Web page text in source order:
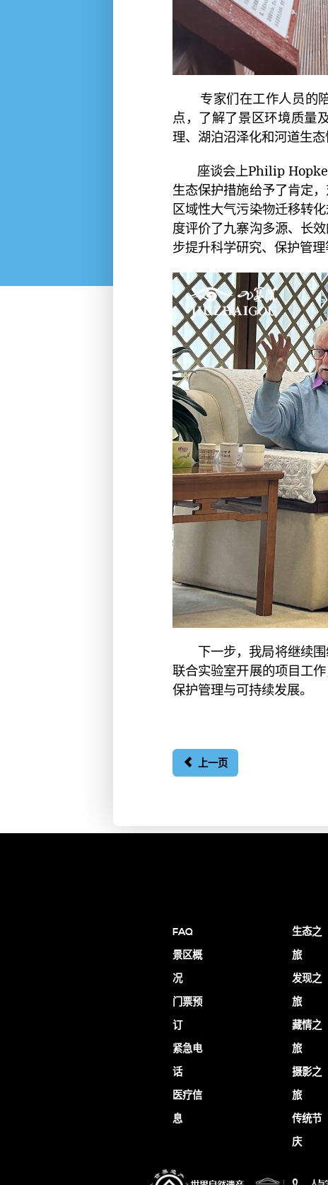
专家们在工作人员的
点，了解了景区环境质量
理、湖泊沼泽化和河道生态
座谈会上Philip Hopke
生态保护措施给予了肯定
区域性大气污染物迁移转
度评价了九寨沟多源、长
步提升科学研究、保护管理
下一步，我局将继续
联合实验室开展的项目工
保护管理与可持续发展。
上一页
FAQ
景区概
况
门票预
订
紧急电
话
医疗信
息
生态之
旅
发现之
旅
藏情之
旅
摄影之
旅
传统节
庆